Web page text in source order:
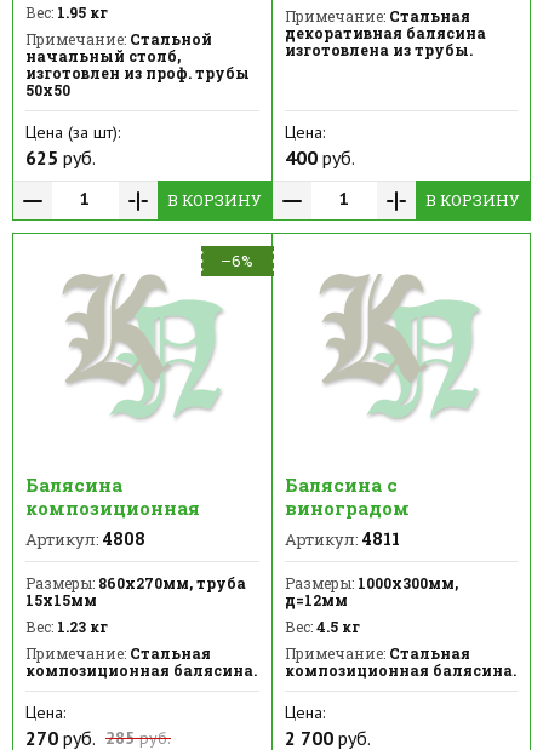
Вес: 1.95 кг
Примечание: Стальной
начальный столб,
изготовлен из проф. трубы
50х50
Цена (за шт):
625 руб.
В КОРЗИНУ
Примечание:Стальная
декоративная балясина
изготовлена из трубы.
Цена:
400руб.
В КОРЗИНУ
–6%
Балясина
композиционная
Артикул: 4808
Размеры: 860х270мм, труба
15х15мм
Вес: 1.23 кг
Примечание: Стальная
композиционная балясина.
Цена:
270 руб. 285руб.
Балясина с
виноградом
Артикул: 4811
Размеры:1000х300мм,
д=12мм
Вес:4.5 кг
Примечание:Стальная
композиционная балясина.
Цена:
2 700руб.